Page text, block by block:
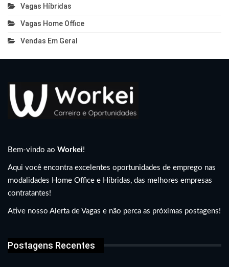
Vagas Híbridas
Vagas Home Office
Vendas Em Geral
Bem-vindo ao Workei!
Aqui você encontra excelentes oportunidades de emprego nas
modalidades Home Office e Híbridas, das melhores empresas
contratantes!
Ative nosso Alerta de Vagas e não perca as próximas postagens!
Postagens Recentes